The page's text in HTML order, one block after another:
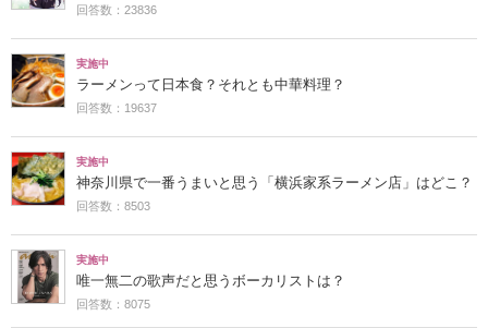
回答数：23836
実施中
ラーメンって日本食？それとも中華料理？
回答数：19637
実施中
神奈川県で一番うまいと思う「横浜家系ラーメン店」はどこ？
回答数：8503
実施中
唯一無二の歌声だと思うボーカリストは？
回答数：8075